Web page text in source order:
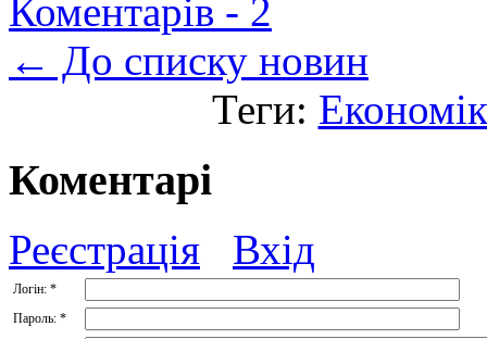
Коментарів - 2
← До списку новин
Теги:
Коментарі
Реєстрація Вхід
Логін: *
Пароль: *